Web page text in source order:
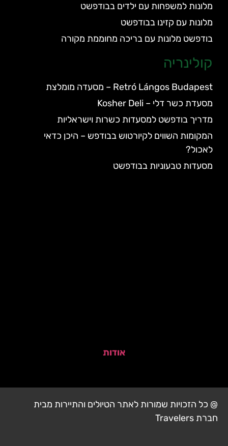
מלונות למשפחות עם ילדים בבודפשט
מלונות עם קזינו בבודפשט
בודפשט מלונות עם בריכה מחוממת מקורה
קולינריה
Retró Lángos Budapest – מסעדה מומלצת
מסעדת כשר דלי – Kosher Deli
מדריך בודפשט למסעדות כשרות וישראליות
המקומות השווים לקיורטוש בבודפש – היכן כדאי
לאכול?
מסעדות טבעוניות בבודפשט
אודות
@ כל הזכויות שמורות לאתר הטיולים והתיירות מבית
חברת Travelers